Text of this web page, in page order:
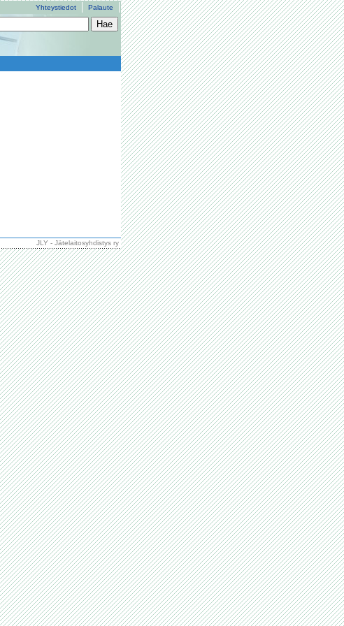
Yhteystiedot Palaute
JLY - Jätelaitosyhdistys ry